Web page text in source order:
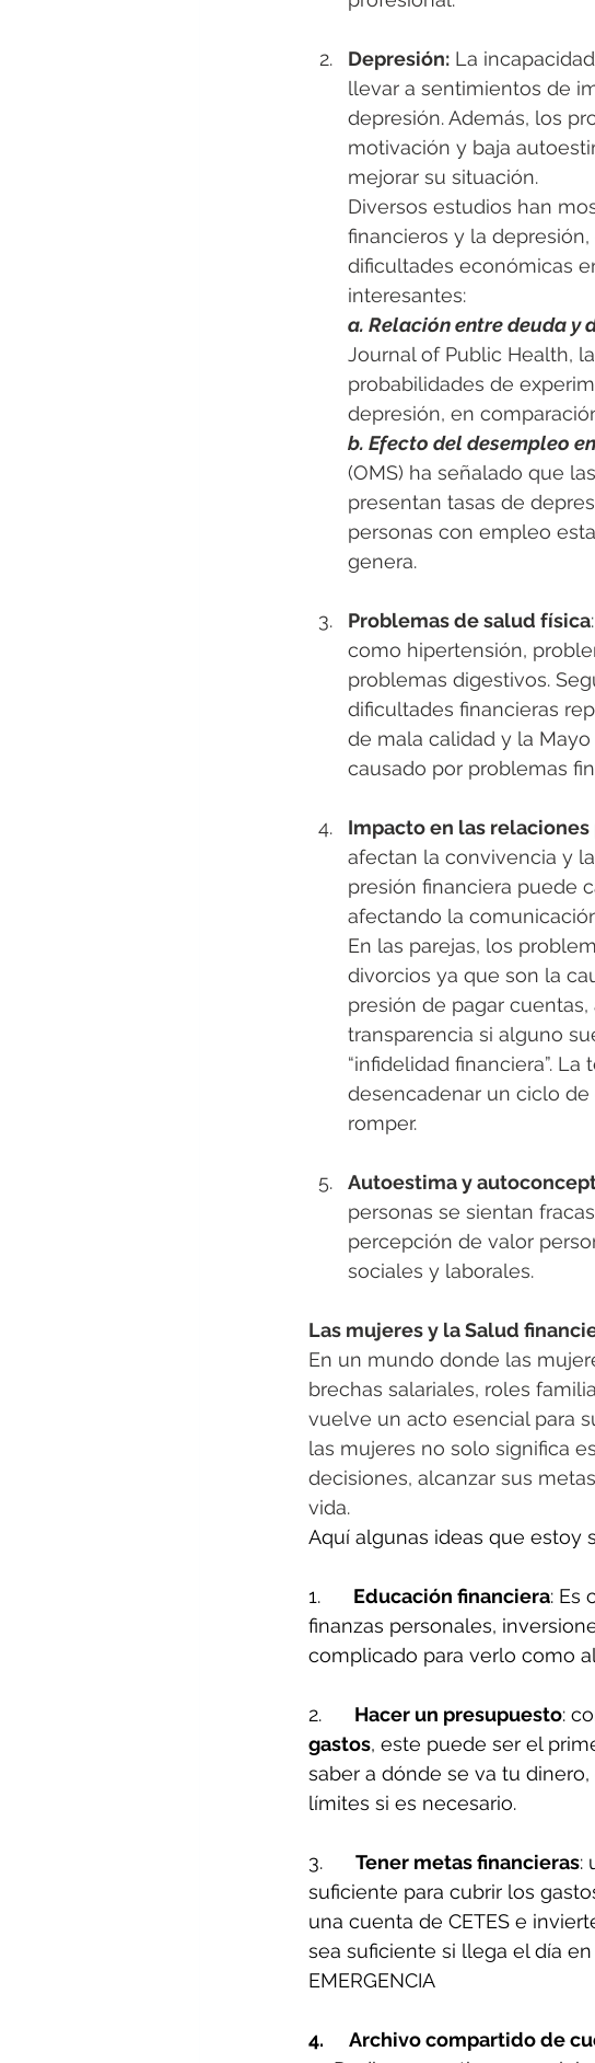
Depresión: La
llevar a sentimientos de
depresión. Además, los
motivación y baja
mejorar su situación.
Diversos estudios han
financieros y la
dificultades económicas
interesantes:
a. Relación entre deuda y
Journal of Public Health,
probabilidades de
depresión, en
b. Efecto del desempleo
(OMS) ha señalado que
presentan tasas de
personas con empleo
genera.
Problemas de salud física
como hipertensión,
problemas digestivos.
dificultades financieras
de mala calidad y la
causado por problemas
Impacto en las relaciones
afectan la convivencia y
presión financiera puede
afectando la
En las parejas, los
divorcios ya que son la
presión de pagar
transparencia si alguno
“infidelidad financiera”.
desencadenar un ciclo
romper.
Autoestima y
personas se sientan
percepción de valor
sociales y laborales.
Las mujeres y la Salud
En un mundo donde las
brechas salariales, roles
vuelve un acto esencial para
las mujeres no solo significa
decisiones, alcanzar sus
vida.
Aquí algunas ideas que estoy
1. Educación financiera: Es
finanzas personales,
complicado para verlo como
2. Hacer un presupuesto:
gastos, este puede ser el
saber a dónde se va tu
límites si es necesario.
3. Tener metas financieras:
suficiente para cubrir los
una cuenta de CETES e
sea suficiente si llega el día
EMERGENCIA
4.      Archivo compartido de